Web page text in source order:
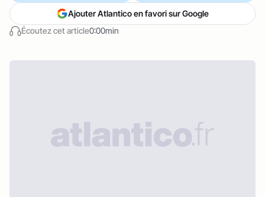
Écoutez cet article0:00min
Ajouter Atlantico en favori sur Google